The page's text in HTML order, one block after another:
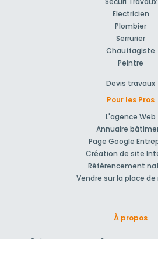
Electricien
Plombier
Serrurier
Chauffagiste
Peintre
Devis travaux
Pour les Pros
L'agence Web
Annuaire
Page Google
Création de site
Référencement
Vendre sur la place
À propos
Qui sommes-nous ?